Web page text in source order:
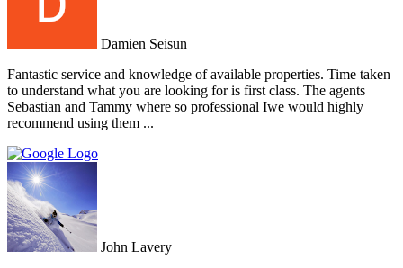
Damien Seisun
Fantastic service and knowledge of available properties. Time taken
to understand what you are looking for is first class. The agents
Sebastian and Tammy where so professional Iwe would highly
recommend using them ...
John Lavery